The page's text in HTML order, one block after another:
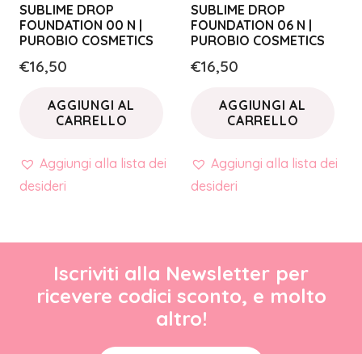
SUBLIME DROP
FOUNDATION 00 N |
PUROBIO COSMETICS
€16,50
AGGIUNGI AL
CARRELLO
Aggiungi alla lista dei
desideri
SUBLIME DROP
FOUNDATION 06 N |
PUROBIO COSMETICS
€16,50
AGGIUNGI AL
CARRELLO
Aggiungi alla lista dei
desideri
Iscriviti alla Newsletter per
ricevere codici sconto, e molto
altro!